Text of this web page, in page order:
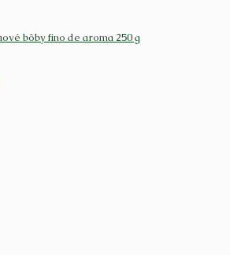
bôby fino de aroma 250 g